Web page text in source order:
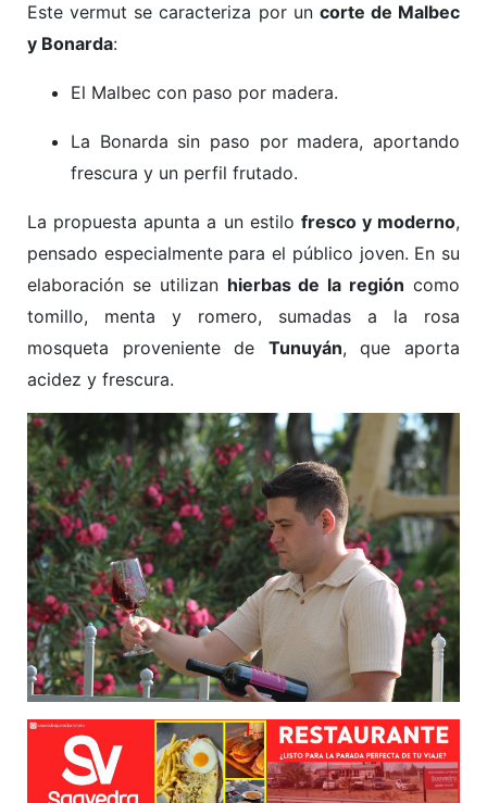
Este vermut se caracteriza por un corte de Malbec
y Bonarda:
El Malbec con paso por madera.
La Bonarda sin paso por madera, aportando
frescura y un perfil frutado.
La propuesta apunta a un estilo fresco y moderno,
pensado especialmente para el público joven. En su
elaboración se utilizan hierbas de la región como
tomillo, menta y romero, sumadas a la rosa
mosqueta proveniente de Tunuyán, que aporta
acidez y frescura.